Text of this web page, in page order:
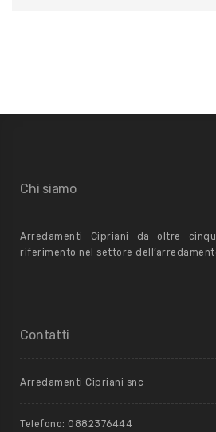
Chi siamo
Arredamenti Cipriani da oltre
riferimento nel settore
Contatti
Arredamenti Cipriani snc
Telefono: 0882376444